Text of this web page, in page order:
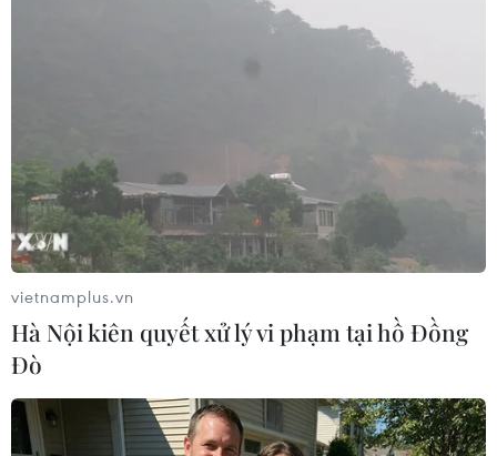
#Bánh trung thu #Tây Hồ
#Thuỵ Khuê
#an doàn phòng chống dịch
vietnamplus.vn
Hà Nội kiên quyết xử lý vi phạm tại hồ Đồng
Đò